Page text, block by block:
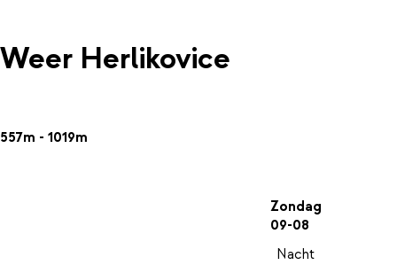
Weer Herlikovice
557m - 1019m
Zondag
09-08
Nacht